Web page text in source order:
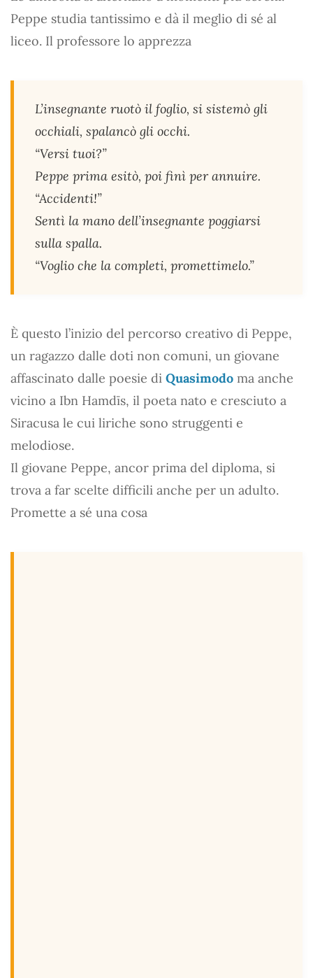
Peppe studia tantissimo e dà il meglio di sé al
liceo. Il professore lo apprezza
L’insegnante ruotò il foglio, si sistemò gli
occhiali, spalancò gli occhi.
“Versi tuoi?”
Peppe prima esitò, poi finì per annuire.
“Accidenti!”
Sentì la mano dell’insegnante poggiarsi
sulla spalla.
“Voglio che la completi, promettimelo.”
È questo l’inizio del percorso creativo di Peppe,
un ragazzo dalle doti non comuni, un giovane
affascinato dalle poesie di Quasimodo ma anche
vicino a Ibn Hamdīs, il poeta nato e cresciuto a
Siracusa le cui liriche sono struggenti e
melodiose.
Il giovane Peppe, ancor prima del diploma, si
trova a far scelte difficili anche per un adulto.
Promette a sé una cosa